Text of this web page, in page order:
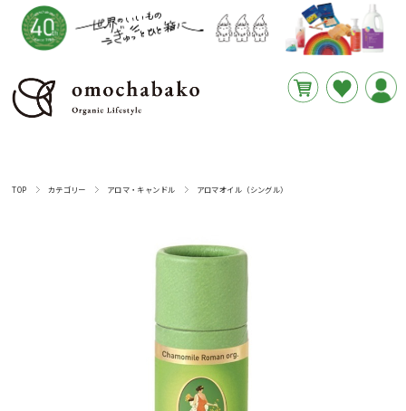
TOP カテゴリー アロマ・キャンドル アロマオイル（シングル）